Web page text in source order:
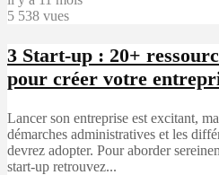
5 538 vues
3 Start-up : 20+
pour créer votre
Lancer son entreprise est excitant,
démarches administratives et les
devrez adopter. Pour aborder
start-up retrouvez...